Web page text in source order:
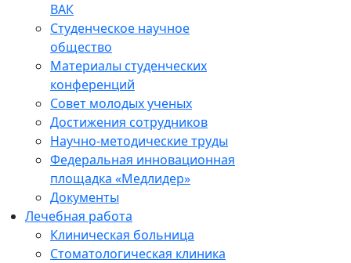
ВАК
Студенческое научное
общество
Материалы студенческих
конференций
Совет молодых ученых
Достижения сотрудников
Научно-методические труды
Федеральная инновационная
площадка «Медлидер»
Документы
Лечебная работа
Клиническая больница
Стоматологическая клиника